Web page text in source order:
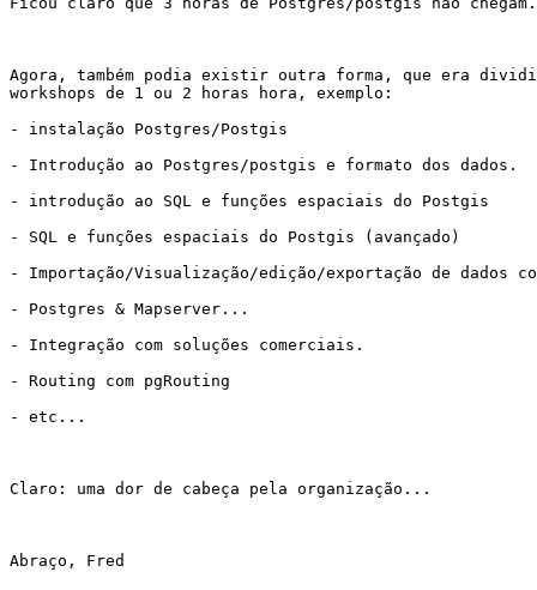
Agora, também podia existir outra forma, que era dividir
workshops de 1 ou 2 horas hora, exemplo:
- instalação Postgres/Postgis
- Introdução ao Postgres/postgis e formato dos dados.
- introdução ao SQL e funções espaciais do Postgis
- SQL e funções espaciais do Postgis (avançado)
- Importação/Visualização/edição/exportação de dados
- Postgres & Mapserver...
- Integração com soluções comerciais.
- Routing com pgRouting
- etc...
Claro: uma dor de cabeça pela organização...
Abraço, Fred